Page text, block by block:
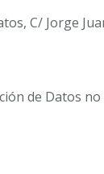
C/ Jorge
de Datos